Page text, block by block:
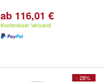
ab 116,01 €
Kostenloser Versand
- 28%